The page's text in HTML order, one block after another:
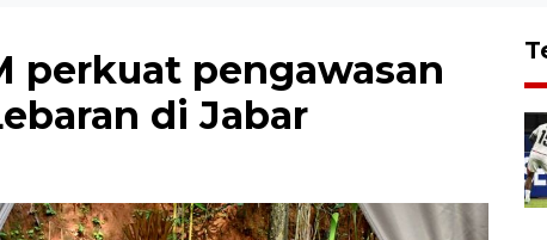
perkuat pengawasan
di Jabar